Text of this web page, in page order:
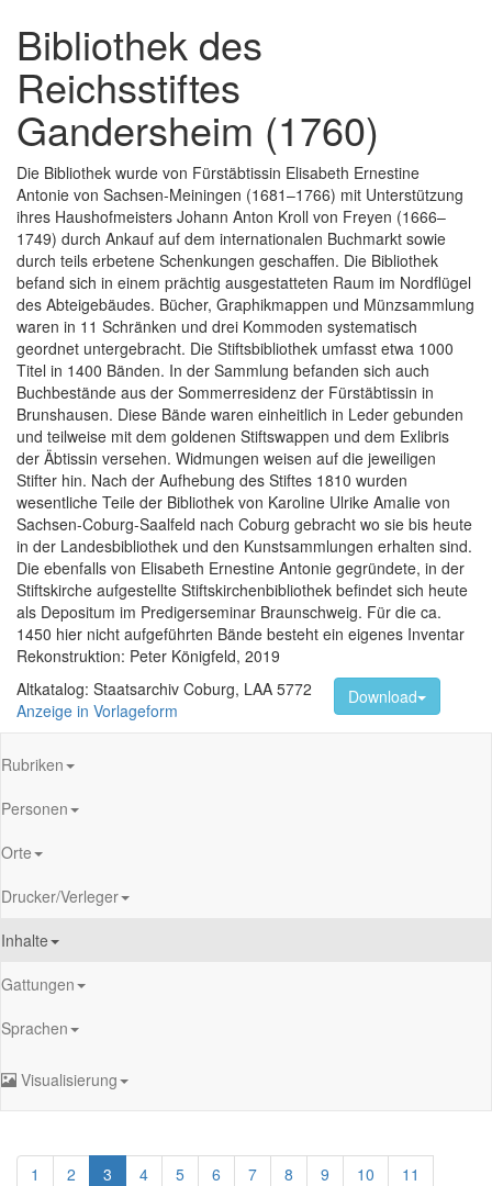
Bibliothek des
Reichsstiftes
Gandersheim (1760)
Die Bibliothek wurde von Fürstäbtissin Elisabeth Ernestine
Antonie von Sachsen-Meiningen (1681–1766) mit Unterstützung
ihres Haushofmeisters Johann Anton Kroll von Freyen (1666–
1749) durch Ankauf auf dem internationalen Buchmarkt sowie
durch teils erbetene Schenkungen geschaffen. Die Bibliothek
befand sich in einem prächtig ausgestatteten Raum im Nordflügel
des Abteigebäudes. Bücher, Graphikmappen und Münzsammlung
waren in 11 Schränken und drei Kommoden systematisch
geordnet untergebracht. Die Stiftsbibliothek umfasst etwa 1000
Titel in 1400 Bänden. In der Sammlung befanden sich auch
Buchbestände aus der Sommerresidenz der Fürstäbtissin in
Brunshausen. Diese Bände waren einheitlich in Leder gebunden
und teilweise mit dem goldenen Stiftswappen und dem Exlibris
der Äbtissin versehen. Widmungen weisen auf die jeweiligen
Stifter hin. Nach der Aufhebung des Stiftes 1810 wurden
wesentliche Teile der Bibliothek von Karoline Ulrike Amalie von
Sachsen-Coburg-Saalfeld nach Coburg gebracht wo sie bis heute
in der Landesbibliothek und den Kunstsammlungen erhalten sind.
Die ebenfalls von Elisabeth Ernestine Antonie gegründete, in der
Stiftskirche aufgestellte Stiftskirchenbibliothek befindet sich heute
als Depositum im Predigerseminar Braunschweig. Für die ca.
1450 hier nicht aufgeführten Bände besteht ein eigenes Inventar
Rekonstruktion: Peter Königfeld, 2019
Altkatalog: Staatsarchiv Coburg, LAA 5772
Anzeige in Vorlageform
Download
Rubriken
Personen
Orte
Drucker/Verleger
Inhalte
Gattungen
Sprachen
Visualisierung
1 2 3 4 5 6 7 8 9 10
11